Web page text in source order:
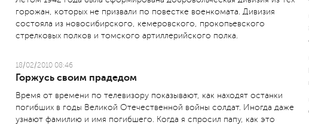
горожан, которых не призвали по повестке военкомата. Дивизия
состояла из новосибирского, кемеровского, прокопьевского
стрелковых полков и томского артиллерийского полка.
18/02/2010 08:46
Горжусь своим прадедом
Время от времени по телевизору показывают, как находят останки
погибших в годы Великой Отечественной войны солдат. Иногда даже
узнают фамилию и имя погибшего. Когда я спросил папу, как это